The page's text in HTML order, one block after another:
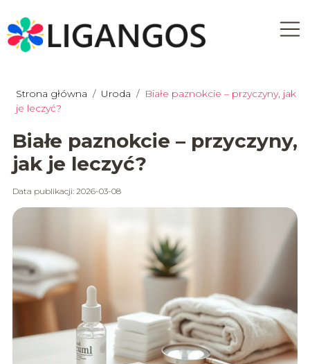
Strona główna / Uroda / Białe paznokcie – przyczyny, jak
je leczyć?
Białe paznokcie – przyczyny,
jak je leczyć?
Data publikacji: 2026-03-08